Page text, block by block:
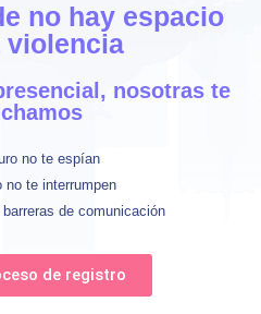
no hay espacio
violencia
nosotras te
no te espían
no te interrumpen
de comunicación
de registro